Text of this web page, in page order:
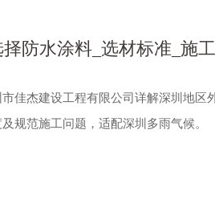
防水涂料_选材标准_施
佳杰建设工程有限公司详解深圳地区
规范施工问题，适配深圳多雨气候。